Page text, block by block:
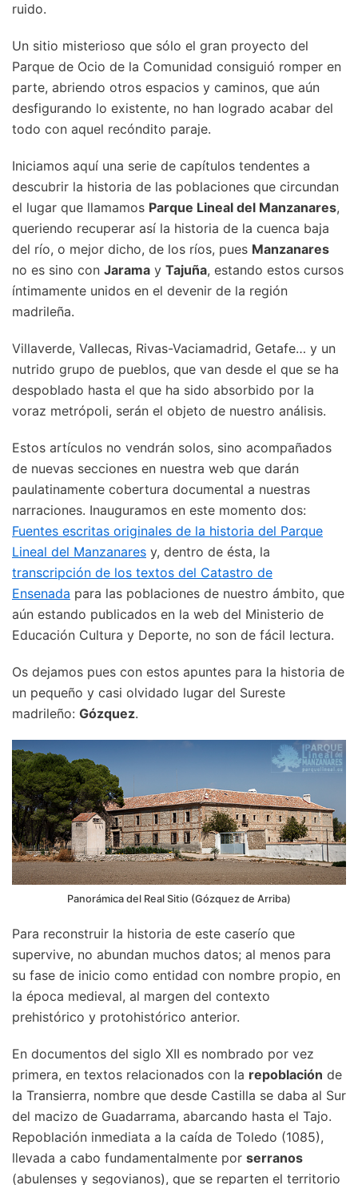
ruido.
Un sitio misterioso que sólo el gran proyecto del
Parque de Ocio de la Comunidad consiguió romper en
parte, abriendo otros espacios y caminos, que aún
desfigurando lo existente, no han logrado acabar del
todo con aquel recóndito paraje.
Iniciamos aquí una serie de capítulos tendentes a
descubrir la historia de las poblaciones que circundan
el lugar que llamamos Parque Lineal del Manzanares,
queriendo recuperar así la historia de la cuenca baja
del río, o mejor dicho, de los ríos, pues Manzanares
no es sino con Jarama y Tajuña, estando estos cursos
íntimamente unidos en el devenir de la región
madrileña.
Villaverde, Vallecas, Rivas-Vaciamadrid, Getafe… y un
nutrido grupo de pueblos, que van desde el que se ha
despoblado hasta el que ha sido absorbido por la
voraz metrópoli, serán el objeto de nuestro análisis.
Estos artículos no vendrán solos, sino acompañados
de nuevas secciones en nuestra web que darán
paulatinamente cobertura documental a nuestras
narraciones. Inauguramos en este momento dos:
Fuentes escritas originales de la historia del Parque
Lineal del Manzanares y, dentro de ésta, la
transcripción de los textos del Catastro de
Ensenada para las poblaciones de nuestro ámbito, que
aún estando publicados en la web del Ministerio de
Educación Cultura y Deporte, no son de fácil lectura.
Os dejamos pues con estos apuntes para la historia de
un pequeño y casi olvidado lugar del Sureste
madrileño: Gózquez.
Panorámica del Real Sitio (Gózquez de Arriba)
Para reconstruir la historia de este caserío que
supervive, no abundan muchos datos; al menos para
su fase de inicio como entidad con nombre propio, en
la época medieval, al margen del contexto
prehistórico y protohistórico anterior.
En documentos del siglo XII es nombrado por vez
primera, en textos relacionados con la repoblación de
la Transierra, nombre que desde Castilla se daba al Sur
del macizo de Guadarrama, abarcando hasta el Tajo.
Repoblación inmediata a la caída de Toledo (1085),
llevada a cabo fundamentalmente por serranos
(abulenses y segovianos), que se reparten el territorio